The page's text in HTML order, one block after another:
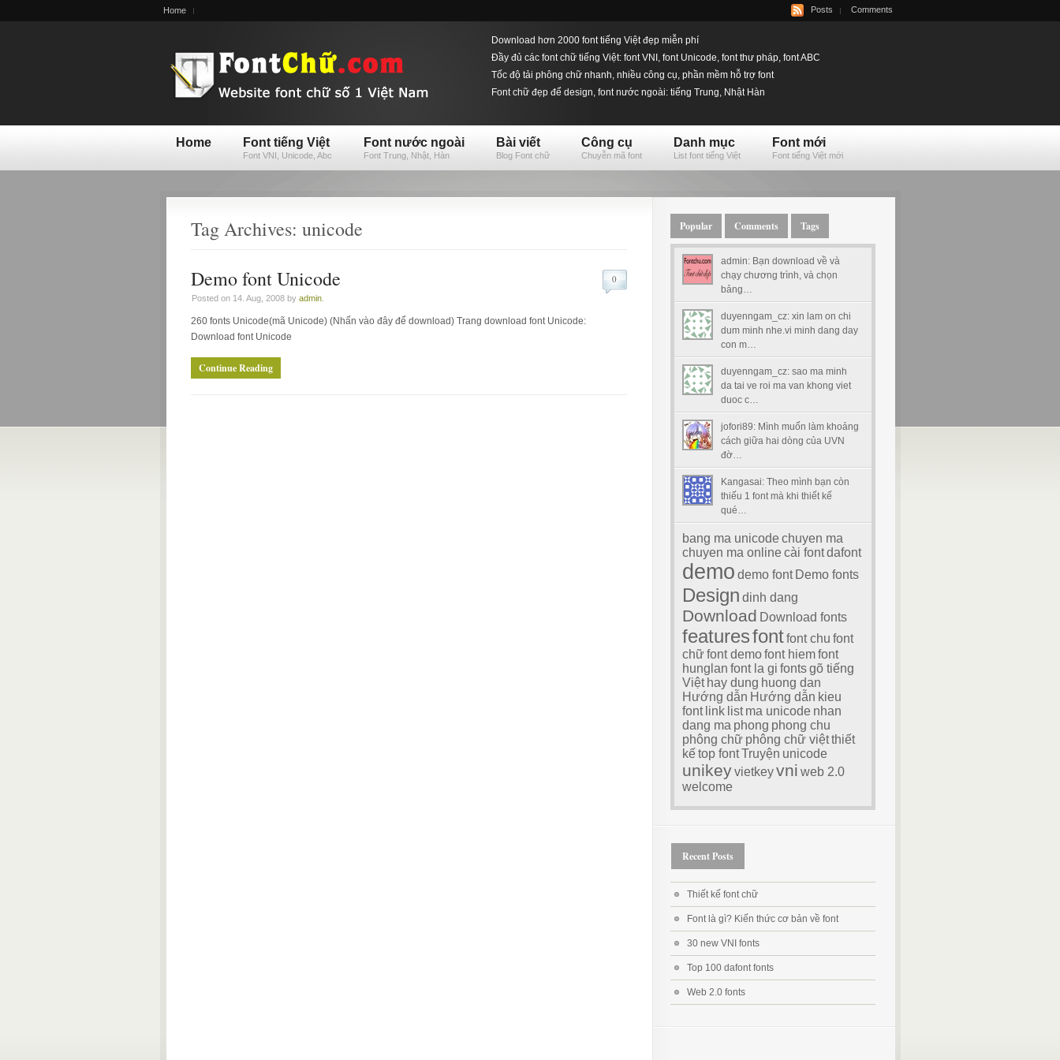
Home Posts Comments
Download hơn 2000 font tiếng Việt đẹp miễn phí
Đầy đủ các font chữ tiếng Việt: font VNI, font Unicode, font thư pháp, font ABC
Tốc độ tải phông chữ nhanh, nhiều công cụ, phần mềm hỗ trợ font
Font chữ đẹp để design, font nước ngoài: tiếng Trung, Nhật Hàn
Home Font tiếng Việt
Font VNI, Unicode, Abc
Font nước ngoài
Font Trung, Nhật, Hàn
Bài viết
Blog Font chữ
Công cụ
Chuyễn mã font
Danh mục
List font tiếng Việt
Font mới
Font tiếng Việt mới
Tag Archives: unicode
Demo font Unicode
Posted on 14. Aug, 2008 by admin.
0
260 fonts Unicode(mã Unicode) (Nhấn vào đây để download) Trang download font Unicode:
Download font Unicode
Continue Reading
Popular Comments Tags
admin: Bạn download về và
chạy chương trình, và chọn
bảng…
duyenngam_cz: xin lam on chi
dum minh nhe.vi minh dang day
con m…
duyenngam_cz: sao ma minh
da tai ve roi ma van khong viet
duoc c…
jofori89: Mình muốn làm khoảng
cách giữa hai dòng của UVN
đờ…
Kangasai: Theo mình bạn còn
thiếu 1 font mà khi thiết kế
qué…
bang ma unicode chuyen ma
chuyen ma online cài font dafont
demo demo font Demo fonts
Design dinh dang
Download Download fonts
featuresfont font chu font
chữ font demo font hiem font
hunglan font la gi fonts gõ tiếng
Việt hay dung huong dan
Hướng dẫn Hướng dẫn kieu
font link list ma unicode nhan
dang ma phong phong chu
phông chữ phông chữ việt thiết
kế top font Truyện unicode
unikey vietkey vni web 2.0
welcome
Recent Posts
Thiết kế font chữ
Font là gì? Kiến thức cơ bản về font
30 new VNI fonts
Top 100 dafont fonts
Web 2.0 fonts